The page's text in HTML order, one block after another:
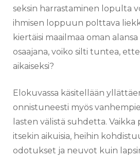
seksin harrastaminen lopulta
ihmisen loppuun polttava
kiertäisi maailmaa oman
osaajana, voiko silti tuntea,
aikaiseksi?
Elokuvassa käsitellään
onnistuneesti myös
lasten välistä suhdetta.
itsekin aikuisia, heihin
odotukset ja neuvot kuin